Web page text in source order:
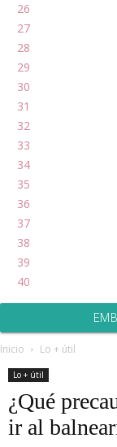
26
27
28
29
30
31
32
33
34
35
36
37
38
39
40
Inicio Lo + útil
Lo + útil
¿Qué
ir al